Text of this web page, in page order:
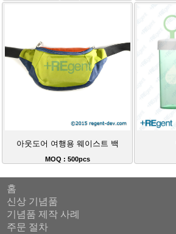
아웃도어 여행용 웨이스트 백
MOQ : 500pcs
홈
신상 기념품
기념품 제작 사례
주문 절차